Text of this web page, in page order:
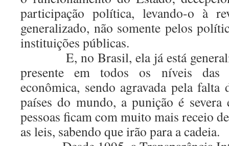
participação política, levando-o à
generalizado, não somente pelos
instituições públicas.
E, no Brasil, ela já está
presente em todos os níveis das
econômica, sendo agravada pela
países do mundo, a punição é severa
pessoas ficam com muito mais receio
as leis, sabendo que irão para a cadeia.